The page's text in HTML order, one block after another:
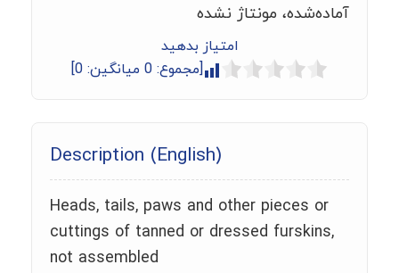
آماده‌شده، مونتاژ نشده
امتیاز بدهید
[مجموع: 0 میانگین: 0
]
Description (English)
Heads, tails, paws and other pieces or
cuttings of tanned or dressed furskins,
not assembled